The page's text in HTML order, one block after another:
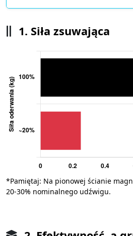
1. Siła zsuwająca
*Pamiętaj: Na pionowej ścianie
20-30% nominalnego udźwigu.